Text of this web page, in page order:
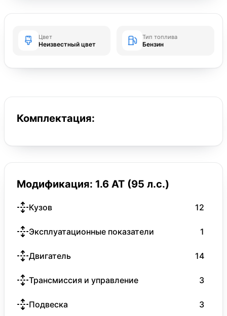
Цвет
Неизвестный цвет
Тип топлива
Бензин
Комплектация:
Модификация: 1.6 AT (95 л.с.)
Кузов 12
Эксплуатационные показатели 1
Двигатель 14
Трансмиссия и управление 3
Подвеска 3